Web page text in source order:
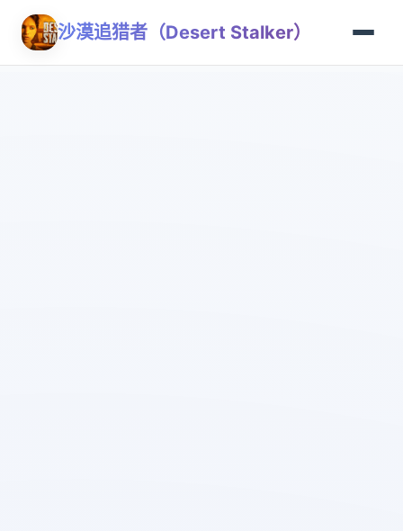
沙漠追猎者（Desert Stalker）